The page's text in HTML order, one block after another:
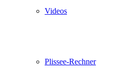
Videos
Plissee-Rechner